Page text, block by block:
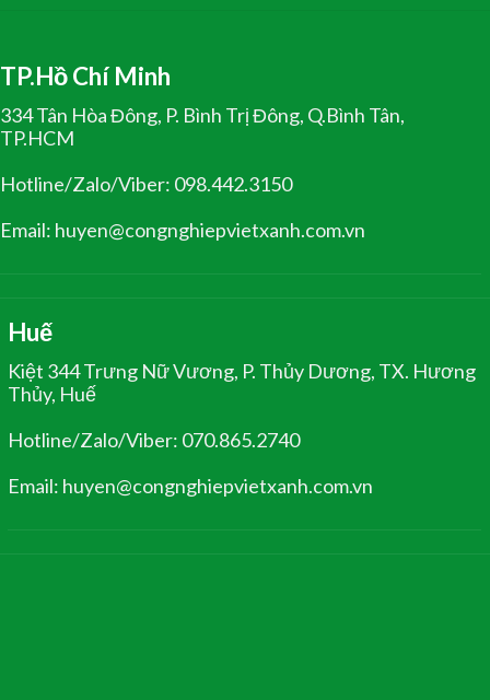
TP.Hồ Chí Minh
334 Tân Hòa Đông, P. Bình Trị Đông, Q.Bình Tân,
TP.HCM
Hotline/Zalo/Viber: 098.442.3150
Email: huyen@congnghiepvietxanh.com.vn
Huế
Kiệt 344 Trưng Nữ Vương, P. Thủy Dương, TX. Hương
Thủy, Huế
Hotline/Zalo/Viber: 070.865.2740
Email: huyen@congnghiepvietxanh.com.vn